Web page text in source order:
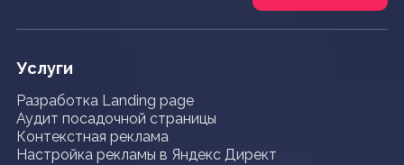
Услуги
Разработка Landing page
Аудит посадочной страницы
Контекстная реклама
Настройка рекламы в Яндекс Директ